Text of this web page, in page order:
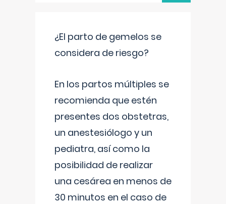
¿El parto de gemelos se
considera de riesgo?
En los partos múltiples se
recomienda que estén
presentes dos obstetras,
un anestesiólogo y un
pediatra, así como la
posibilidad de realizar
una cesárea en menos de
30 minutos en el caso de